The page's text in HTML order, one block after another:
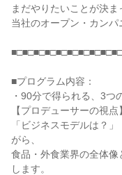
まだやりたいことが決
当社のオープン・カンパ
■プログラム内容：
・90分で得られる、3つ
【プロデューサーの視
「ビジネスモデルは？
がら、
食品・外食業界の全体
します。